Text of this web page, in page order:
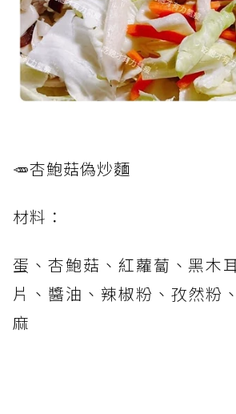
🥕杏鮑菇偽炒麵
材料：
蛋、杏鮑菇、紅蘿蔔、黑木
片、醬油、辣椒粉、孜然粉
麻